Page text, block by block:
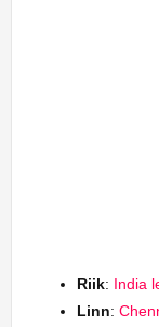
Riik: India
Linn: